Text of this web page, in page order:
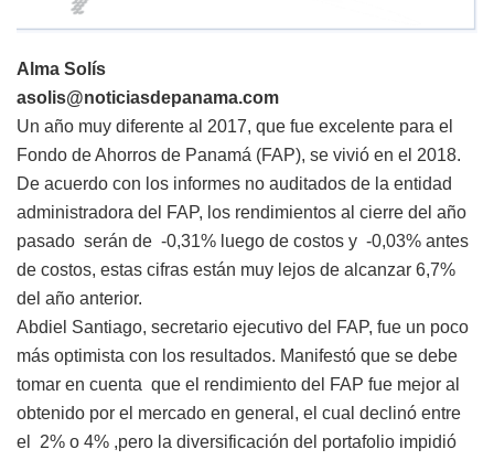
Alma Solís
asolis@noticiasdepanama.com
Un año muy diferente al 2017, que fue excelente para el
Fondo de Ahorros de Panamá (FAP), se vivió en el 2018.
De acuerdo con los informes no auditados de la entidad
administradora del FAP, los rendimientos al cierre del año
pasado serán de -0,31% luego de costos y -0,03% antes
de costos, estas cifras están muy lejos de alcanzar 6,7%
del año anterior.
Abdiel Santiago, secretario ejecutivo del FAP, fue un poco
más optimista con los resultados. Manifestó que se debe
tomar en cuenta que el rendimiento del FAP fue mejor al
obtenido por el mercado en general, el cual declinó entre
el 2% o 4% ,pero la diversificación del portafolio impidió